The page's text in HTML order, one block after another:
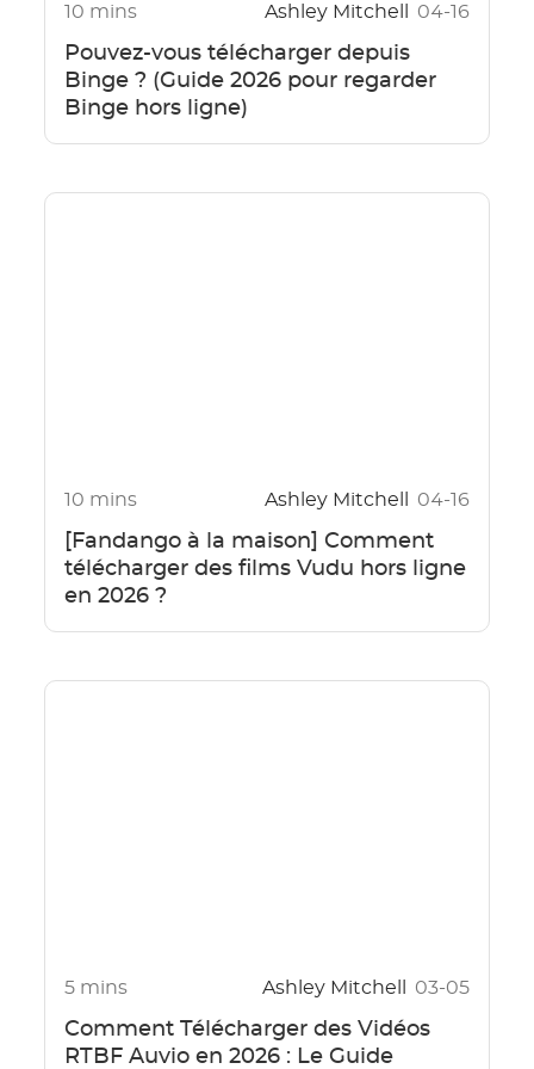
10 mins Ashley Mitchell 04-16
Pouvez-vous télécharger depuis
Binge ? (Guide 2026 pour regarder
Binge hors ligne)
10 mins Ashley Mitchell 04-16
[Fandango à la maison] Comment
télécharger des films Vudu hors ligne
en 2026 ?
5 mins Ashley Mitchell 03-05
Comment Télécharger des Vidéos
RTBF Auvio en 2026 : Le Guide